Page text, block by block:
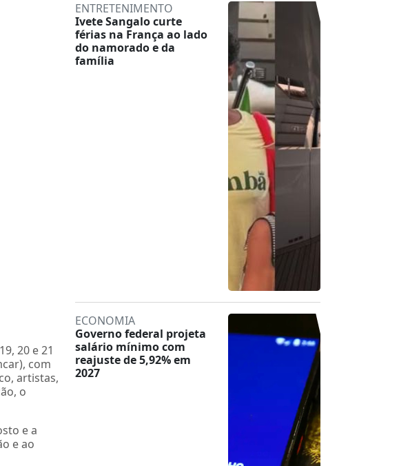
20 e 21
com
artistas,
o
e a
e ao
ENTRETENIMENTO
Ivete Sangalo curte
férias na França ao lado
do namorado e da
família
ECONOMIA
Governo federal projeta
salário mínimo com
reajuste de 5,92% em
2027